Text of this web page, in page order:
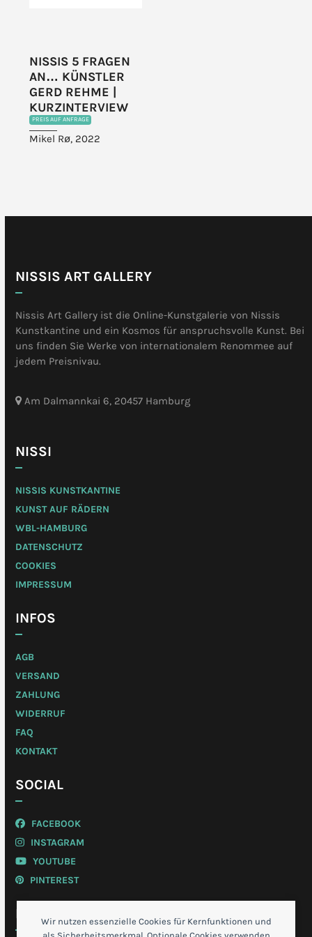
Wir nutzen essenzielle Cookies für Kernfunktionen und
NISSIS 5 FRAGEN
AN… KÜNSTLER
GERD REHME |
KURZINTERVIEW
PREIS AUF ANFRAGE
Mikel Rø, 2022
NISSIS ART GALLERY
Nissis Art Gallery ist die Online-Kunstgalerie von Nissis
Kunstkantine und ein Kosmos für anspruchsvolle Kunst. Bei
uns finden Sie Werke von internationalem Renommee auf
jedem Preisnivau.
Am Dalmannkai 6, 20457 Hamburg
NISSI
NISSIS KUNSTKANTINE
KUNST AUF RÄDERN
WBL-HAMBURG
DATENSCHUTZ
COOKIES
IMPRESSUM
INFOS
AGB
VERSAND
ZAHLUNG
WIDERRUF
FAQ
KONTAKT
SOCIAL
FACEBOOK
INSTAGRAM
YOUTUBE
PINTEREST
MEIN KONTO